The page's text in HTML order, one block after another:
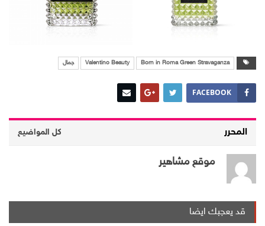
Born in Roma Green Stravaganza
Valentino Beauty جمال
FACEBOOK
المحرر كل المواضيع
موقع مشاهير
قد يعجبك ايضا